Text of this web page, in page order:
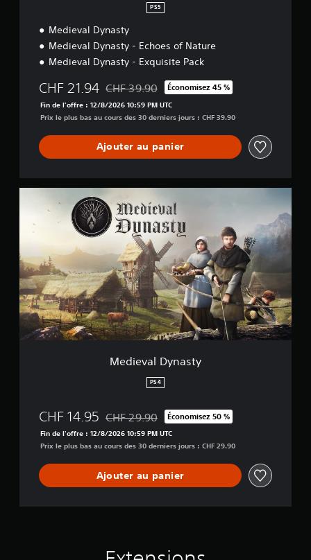
PS5
Medieval Dynasty
Medieval Dynasty - Echoes of Nature
Medieval Dynasty - Exquisite Pack
CHF 21.94 Remise par rapport au prix d'origine de CHF
CHF 39.90 Économisez 45 %
Fin de l'offre : 12/8/2026 10:59 PM UTC
Prix le plus bas au cours des 30 derniers jours : CHF 39.90
Ajouter au panier
v
a
l
D
y
n
s
Medieval Dynasty
PS4
CHF 14.95 Remise par rapport au prix d'origine de CHF
CHF 29.90 Économisez 50 %
Fin de l'offre : 12/8/2026 10:59 PM UTC
Prix le plus bas au cours des 30 derniers jours : CHF 29.90
Ajouter au panier